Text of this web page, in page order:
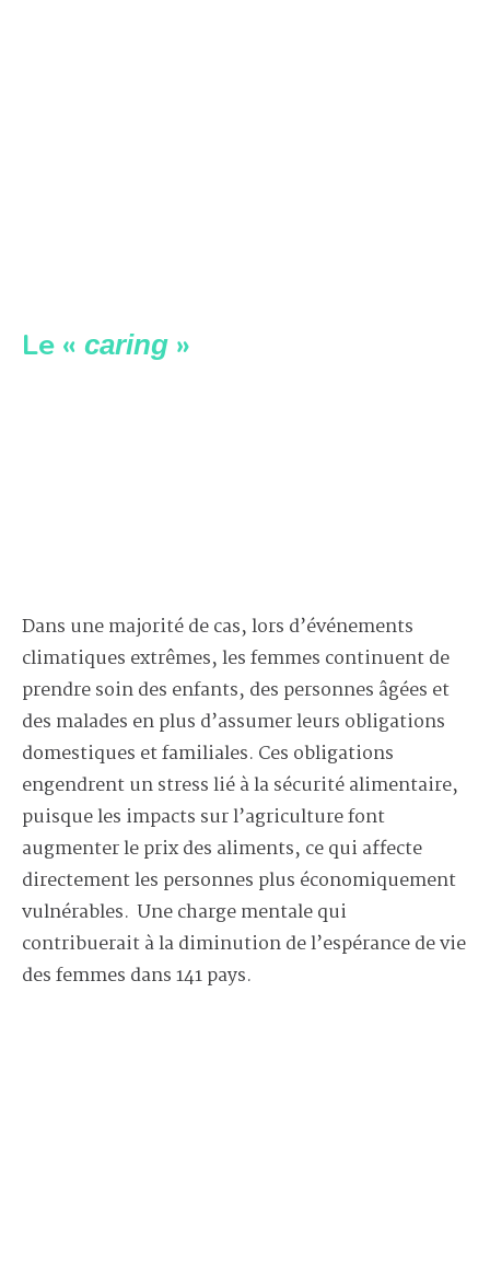
Le « caring »
Dans une majorité de cas, lors d’événements
climatiques extrêmes, les femmes continuent de
prendre soin des enfants, des personnes âgées et
des malades en plus d’assumer leurs obligations
domestiques et familiales. Ces obligations
engendrent un stress lié à la sécurité alimentaire,
puisque les impacts sur l’agriculture font
augmenter le prix des aliments, ce qui affecte
directement les personnes plus économiquement
vulnérables. Une charge mentale qui
contribuerait à la diminution de l’espérance de vie
des femmes dans 141 pays.